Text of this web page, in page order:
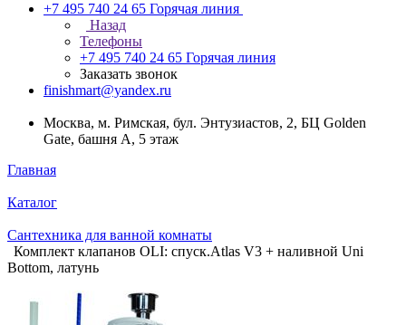
+7 495 740 24 65 Горячая линия
Назад
Телефоны
+7 495 740 24 65 Горячая линия
Заказать звонок
finishmart@yandex.ru
Москва, м. Римская, бул. Энтузиастов, 2, БЦ Golden
Gate, башня А, 5 этаж
Главная
Каталог
Сантехника для ванной комнаты
Комплект клапанов OLI: спуск.Atlas V3 + наливной Uni
Bottom, латунь